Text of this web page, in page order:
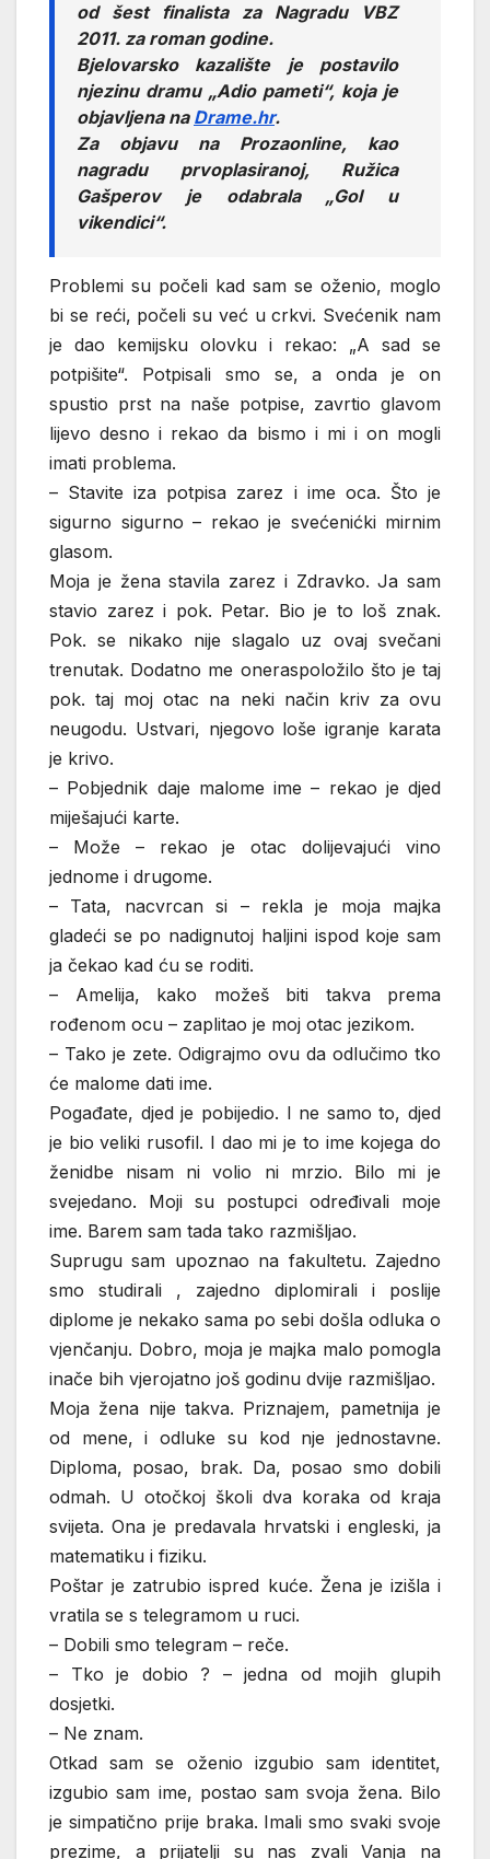
od šest finalista za Nagradu VBZ
2011. za roman godine.
Bjelovarsko kazalište je postavilo
njezinu dramu „Adio pameti“, koja je
objavljena na Drame.hr.
Za objavu na Prozaonline, kao
nagradu prvoplasiranoj, Ružica
Gašperov je odabrala „Gol u
vikendici“.
Problemi su počeli kad sam se oženio, moglo
bi se reći, počeli su već u crkvi. Svećenik nam
je dao kemijsku olovku i rekao: „A sad se
potpišite“. Potpisali smo se, a onda je on
spustio prst na naše potpise, zavrtio glavom
lijevo desno i rekao da bismo i mi i on mogli
imati problema.
– Stavite iza potpisa zarez i ime oca. Što je
sigurno sigurno – rekao je svećenićki mirnim
glasom.
Moja je žena stavila zarez i Zdravko. Ja sam
stavio zarez i pok. Petar. Bio je to loš znak.
Pok. se nikako nije slagalo uz ovaj svečani
trenutak. Dodatno me oneraspoložilo što je taj
pok. taj moj otac na neki način kriv za ovu
neugodu. Ustvari, njegovo loše igranje karata
je krivo.
– Pobjednik daje malome ime – rekao je djed
miješajući karte.
– Može – rekao je otac dolijevajući vino
jednome i drugome.
– Tata, nacvrcan si – rekla je moja majka
gladeći se po nadignutoj haljini ispod koje sam
ja čekao kad ću se roditi.
– Amelija, kako možeš biti takva prema
rođenom ocu – zaplitao je moj otac jezikom.
– Tako je zete. Odigrajmo ovu da odlučimo tko
će malome dati ime.
Pogađate, djed je pobijedio. I ne samo to, djed
je bio veliki rusofil. I dao mi je to ime kojega do
ženidbe nisam ni volio ni mrzio. Bilo mi je
svejedano. Moji su postupci određivali moje
ime. Barem sam tada tako razmišljao.
Suprugu sam upoznao na fakultetu. Zajedno
smo studirali , zajedno diplomirali i poslije
diplome je nekako sama po sebi došla odluka o
vjenčanju. Dobro, moja je majka malo pomogla
inače bih vjerojatno još godinu dvije razmišljao.
Moja žena nije takva. Priznajem, pametnija je
od mene, i odluke su kod nje jednostavne.
Diploma, posao, brak. Da, posao smo dobili
odmah. U otočkoj školi dva koraka od kraja
svijeta. Ona je predavala hrvatski i engleski, ja
matematiku i fiziku.
Poštar je zatrubio ispred kuće. Žena je izišla i
vratila se s telegramom u ruci.
– Dobili smo telegram – reče.
– Tko je dobio ? – jedna od mojih glupih
dosjetki.
– Ne znam.
Otkad sam se oženio izgubio sam identitet,
izgubio sam ime, postao sam svoja žena. Bilo
je simpatično prije braka. Imali smo svaki svoje
prezime, a prijatelji su nas zvali Vanja na